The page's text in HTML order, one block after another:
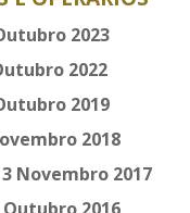
2023
2022
2019
2018
Novembro 2017